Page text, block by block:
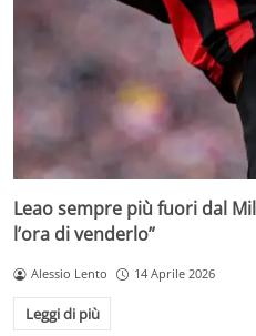
Leao sempre più fuori dal
l’ora di venderlo”
Alessio Lento 14 Aprile 2026
Leggi di più